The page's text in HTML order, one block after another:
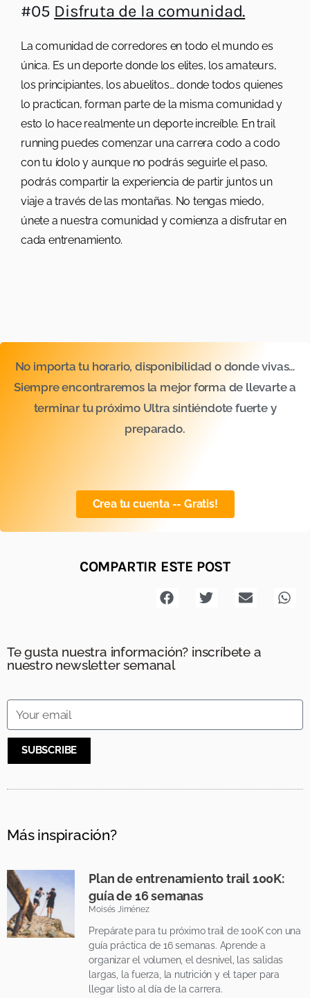
#05 Disfruta de la comunidad.
La comunidad de corredores en todo el mundo es
única. Es un deporte donde los elites, los amateurs,
los principiantes, los abuelitos… donde todos quienes
lo practican, forman parte de la misma comunidad y
esto lo hace realmente un deporte increíble. En trail
running puedes comenzar una carrera codo a codo
con tu ídolo y aunque no podrás seguirle el paso,
podrás compartir la experiencia de partir juntos un
viaje a través de las montañas. No tengas miedo,
únete a nuestra comunidad y comienza a disfrutar en
cada entrenamiento.
No importa tu horario, disponibilidad o donde vivas…
Siempre encontraremos la mejor forma de llevarte a
terminar tu próximo Ultra sintiéndote fuerte y
preparado.
Crea tu cuenta -- Gratis!
COMPARTIR ESTE POST
Te gusta nuestra información? inscríbete a
nuestro newsletter semanal
SUBSCRIBE
Más inspiración?
Plan de entrenamiento trail 100K:
guía de 16 semanas
Moisés Jiménez
Prepárate para tu próximo trail de 100K con una
guía práctica de 16 semanas. Aprende a
organizar el volumen, el desnivel, las salidas
largas, la fuerza, la nutrición y el taper para
llegar listo al día de la carrera.